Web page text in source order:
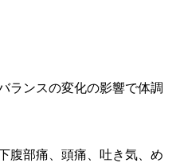
ランスの変化の影響で体調
腹部痛、頭痛、吐き気、め